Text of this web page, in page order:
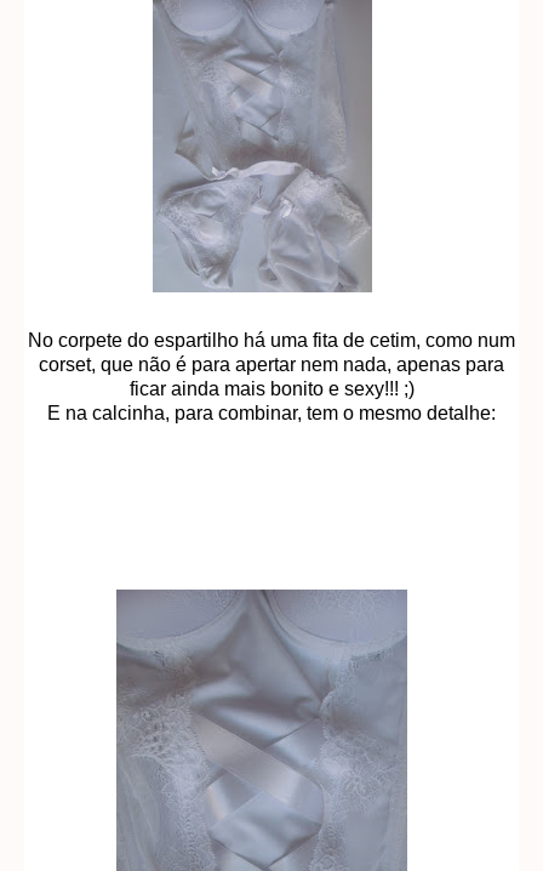
No corpete do espartilho há uma fita de cetim, como num
corset, que não é para apertar nem nada, apenas para
ficar ainda mais bonito e sexy!!! ;)
E na calcinha, para combinar, tem o mesmo detalhe: